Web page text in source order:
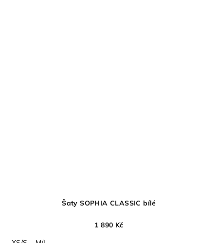
Šaty SOPHIA CLASSIC bílé
1 890 Kč